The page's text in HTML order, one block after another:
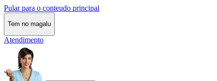
Pular para o conteudo principal
Tem no magalu
Atendimento